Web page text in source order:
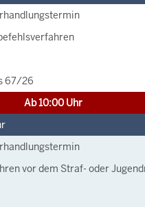
67/26
Ab 10:00 Uhr
vor dem Straf- oder